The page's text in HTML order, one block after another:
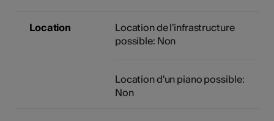
Location
Location de l'infrastructure
possible: Non
Location d'un piano possible:
Non